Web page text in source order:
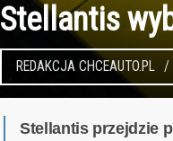
Stellantis
REDAKCJA CHCEAUTO.PL
Stellantis przejdzie